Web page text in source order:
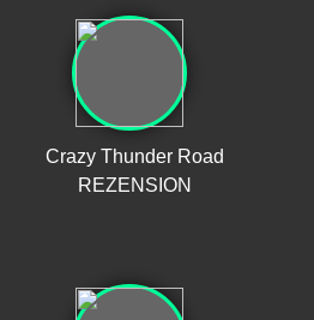
Crazy Thunder Road
REZENSION